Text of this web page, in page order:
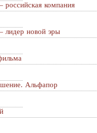
компания
лидер новой эры
Альфапор